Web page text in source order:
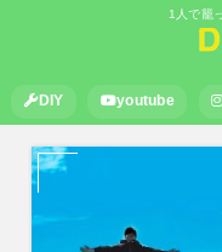
1人で籠
DIY youtube